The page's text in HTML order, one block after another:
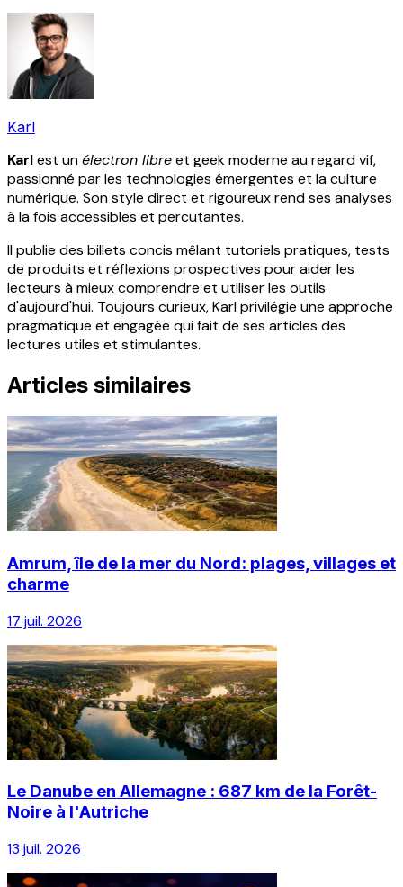
Karl
Karlest unélectron libreet geek moderne au regard vif,
passionné par les technologies émergentes et la culture
numérique. Son style direct et rigoureux rend ses analyses
à la fois accessibles et percutantes.
Il publie des billets concis mêlant tutoriels pratiques, tests
de produits et réflexions prospectives pour aider les
lecteurs à mieux comprendre et utiliser les outils
d'aujourd'hui. Toujours curieux, Karl privilégie une approche
pragmatique et engagée qui fait de ses articles des
lectures utiles et stimulantes.
Articles similaires
Amrum, île de la mer du Nord: plages, villages et
charme
17 juil. 2026
Le Danube en Allemagne : 687 km de la Forêt-
Noire à l'Autriche
13 juil. 2026